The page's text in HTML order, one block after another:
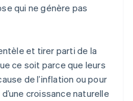
qui ne génère pas
et tirer parti de la
ce soit parce que leurs
de l’inflation ou pour
croissance naturelle